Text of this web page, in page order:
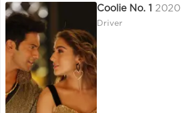
Coolie No. 1 2020
Driver